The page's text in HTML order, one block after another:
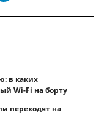
в каких
Wi-Fi на борту
переходят на